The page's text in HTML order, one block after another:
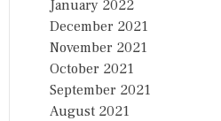
January 2022
December 2021
November 2021
October 2021
September 2021
August 2021